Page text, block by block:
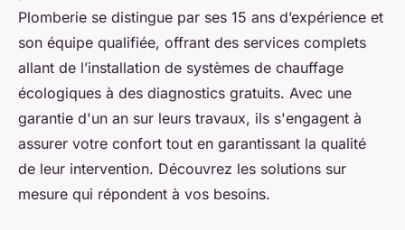
Plomberie se distingue par ses 15 ans d’expérience et
son équipe qualifiée, offrant des services complets
allant de l’installation de systèmes de chauffage
écologiques à des diagnostics gratuits. Avec une
garantie d'un an sur leurs travaux, ils s'engagent à
assurer votre confort tout en garantissant la qualité
de leur intervention. Découvrez les solutions sur
mesure qui répondent à vos besoins.